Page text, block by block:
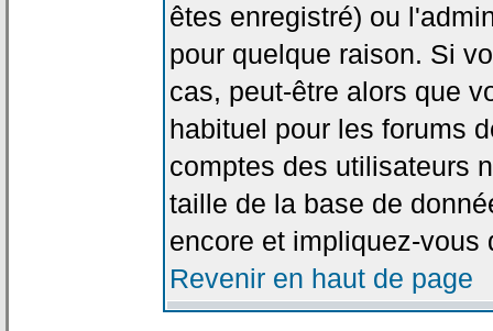
êtes enregistré) ou
pour quelque raison. Si
cas, peut-être alors que
habituel pour les forums
comptes des utilisateurs
taille de la base de
encore et impliquez-
Revenir en haut de page